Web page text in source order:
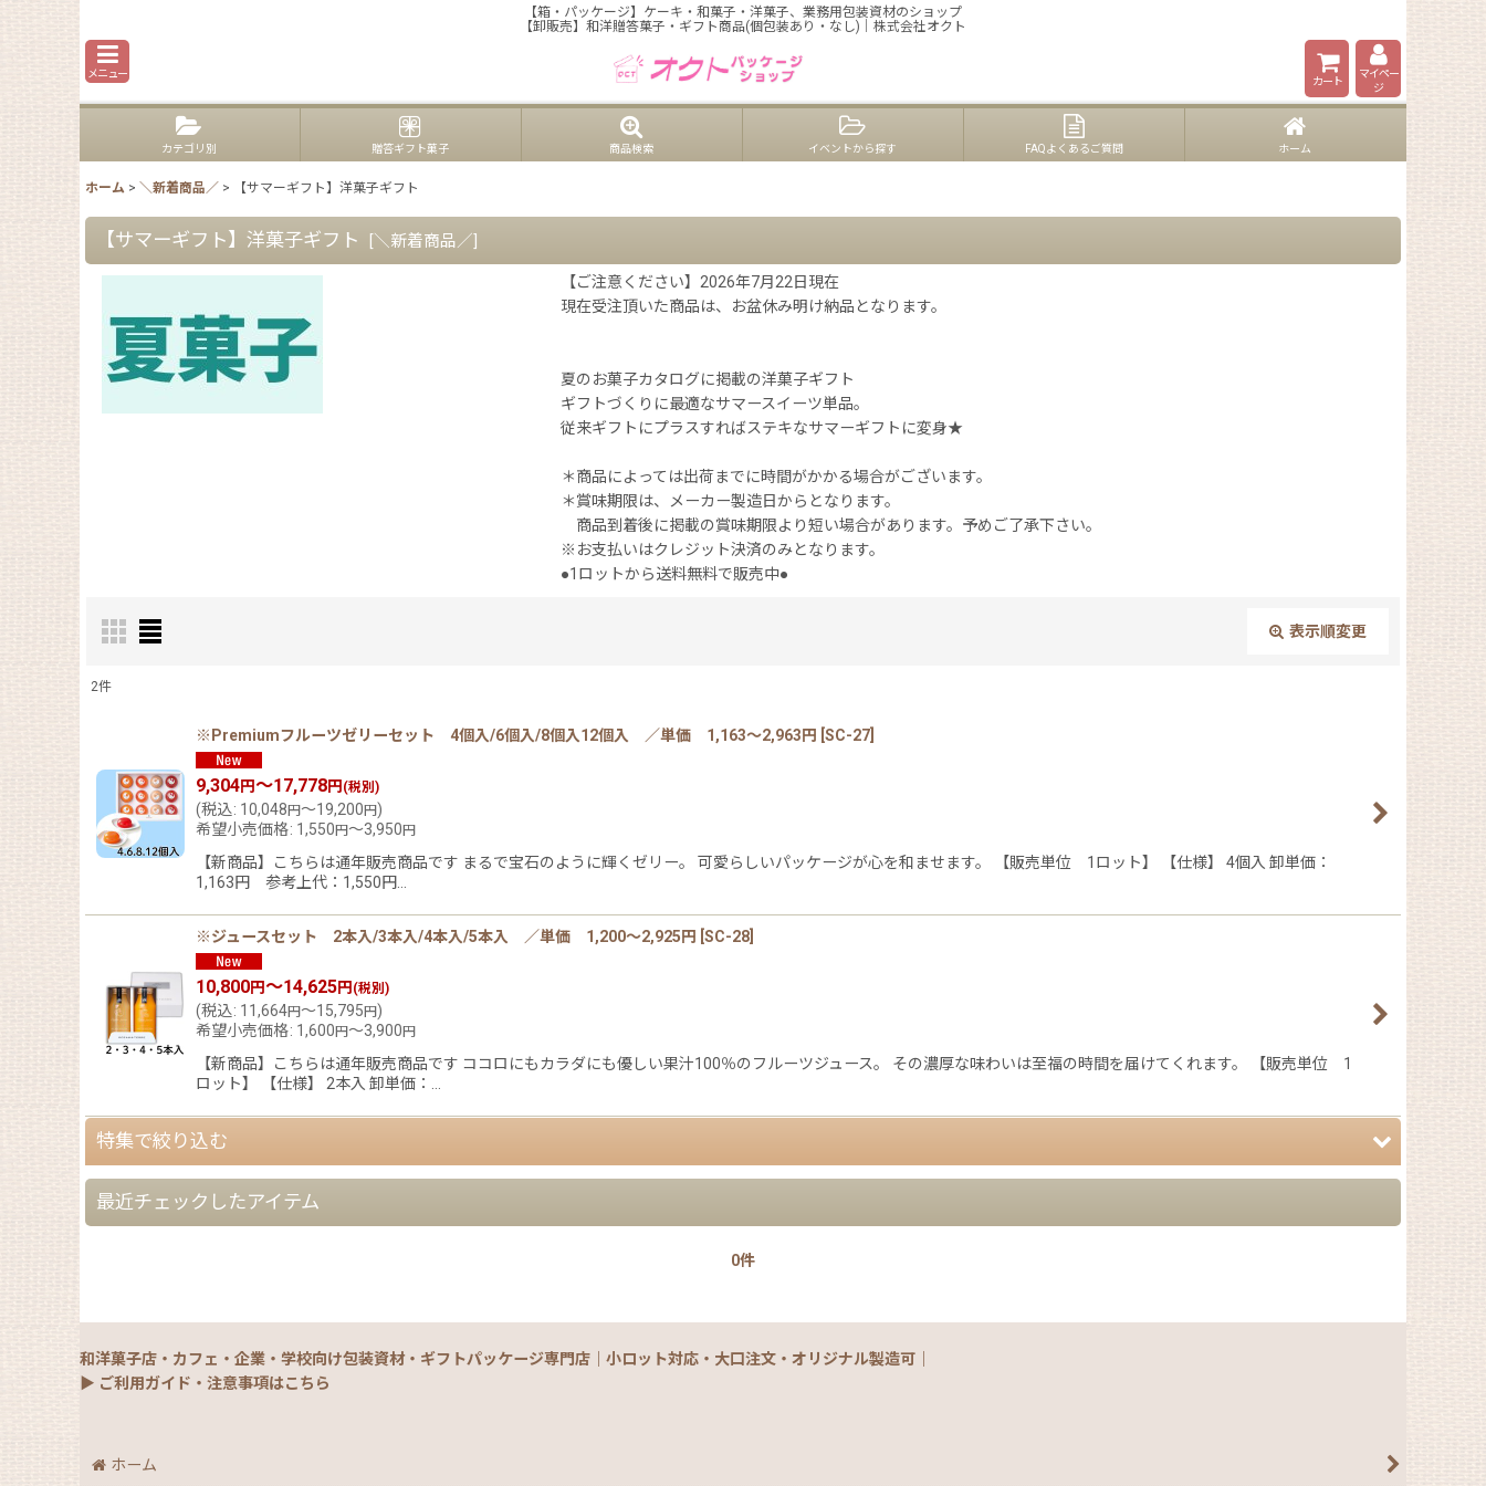
【箱・パッケージ】ケーキ・和菓子・洋菓子、業務用包装資材のショップ
【卸販売】和洋贈答菓子・ギフト商品(個包装あり・なし)｜株式会社オクト
メニュー
カート
マイペー
ジ
カテゴリ別 贈答ギフト菓子 商品検索 イベントから探す FAQよくあるご質問 ホーム
ホーム > ＼新着商品／ > 【サマーギフト】洋菓子ギフト
【サマーギフト】洋菓子ギフト [＼新着商品／]
【ご注意ください】2026年7月22日現在
現在受注頂いた商品は、お盆休み明け納品となります。
夏のお菓子カタログに掲載の洋菓子ギフト
ギフトづくりに最適なサマースイーツ単品。
従来ギフトにプラスすればステキなサマーギフトに変身★
＊商品によっては出荷までに時間がかかる場合がございます。
＊賞味期限は、メーカー製造日からとなります。
商品到着後に掲載の賞味期限より短い場合があります。予めご了承下さい。
※お支払いはクレジット決済のみとなります。
●1ロットから送料無料で販売中●
表示順変更
在庫あり
並び順
2件
※Premiumフルーツゼリーセット 4個入/6個入/8個入12個入 ／単価 1,163〜2,963円 SC-27
9,304円～17,778円 (税別)
(税込: 10,048円～19,200円)
希望小売価格: 1,550円～3,950円
【新商品】こちらは通年販売商品です まるで宝石のように輝くゼリー。 可愛らしいパッケージが心を和ませます。 【販売単位 1ロット】 【仕様】 4個入 卸単価：
1,163円 参考上代：1,550円…
※ジュースセット 2本入/3本入/4本入/5本入 ／単価 1,200〜2,925円 SC-28
10,800円～14,625円(税別)
(税込: 11,664円～15,795円)
希望小売価格: 1,600円～3,900円
【新商品】こちらは通年販売商品です ココロにもカラダにも優しい果汁100％のフルーツジュース。 その濃厚な味わいは至福の時間を届けてくれます。 【販売単位 1
ロット】 【仕様】 2本入 卸単価：…
特集で絞り込む
【夏】さわやかパッケージ
【銘菓撰29・秋冬】菓子単品・プチギフト
最近チェックしたアイテム
0件
和洋菓子店・カフェ・企業・学校向け包装資材・ギフトパッケージ専門店｜小ロット対応・大口注文・オリジナル製造可｜
▶ ご利用ガイド・注意事項はこちら
ホーム